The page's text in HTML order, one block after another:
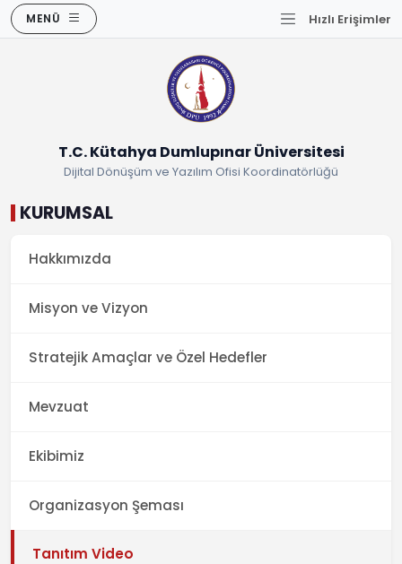
MENÜ Hızlı Erişimler
T.C. Kütahya Dumlupınar Üniversitesi
Dijital Dönüşüm ve Yazılım Ofisi Koordinatörlüğü
KURUMSAL
Hakkımızda
Misyon ve Vizyon
Stratejik Amaçlar ve Özel Hedefler
Mevzuat
Ekibimiz
Organizasyon Şeması
Tanıtım Video